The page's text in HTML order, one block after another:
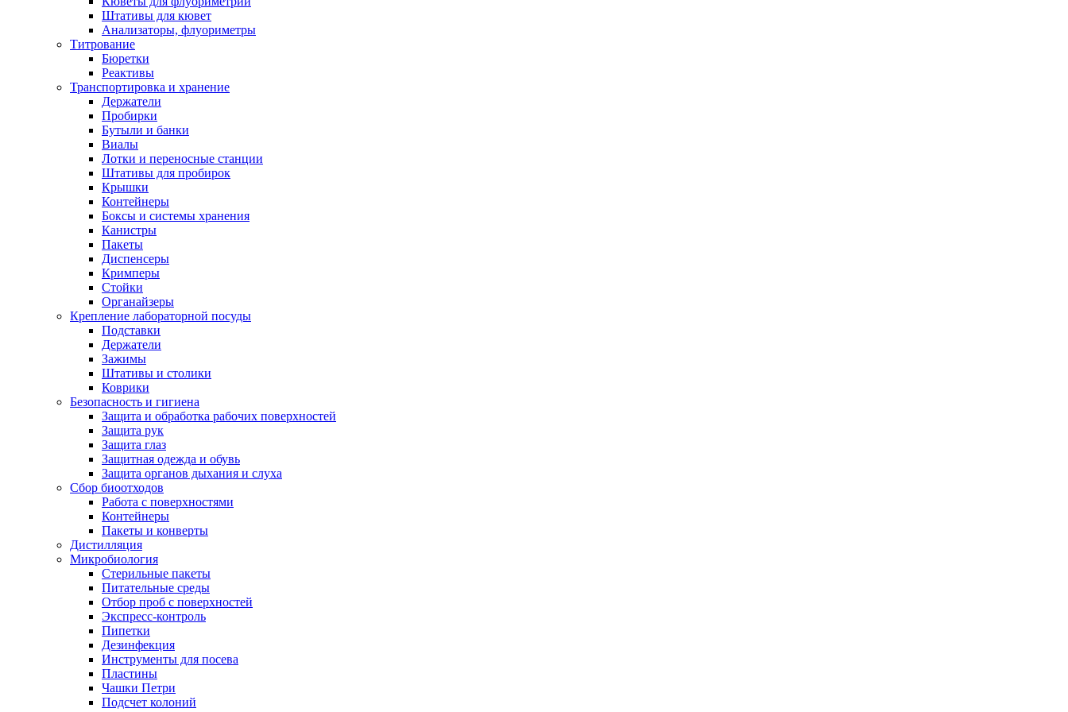
Штативы для кювет
Анализаторы, флуориметры
Титрование
Бюретки
Реактивы
Транспортировка и хранение
Держатели
Пробирки
Бутыли и банки
Виалы
Лотки и переносные станции
Штативы для пробирок
Крышки
Контейнеры
Боксы и системы хранения
Канистры
Пакеты
Диспенсеры
Кримперы
Стойки
Органайзеры
Крепление лабораторной посуды
Подставки
Держатели
Зажимы
Штативы и столики
Коврики
Безопасность и гигиена
Защита и обработка рабочих поверхностей
Защита рук
Защита глаз
Защитная одежда и обувь
Защита органов дыхания и слуха
Сбор биоотходов
Работа с поверхностями
Контейнеры
Пакеты и конверты
Дистилляция
Микробиология
Стерильные пакеты
Питательные среды
Отбор проб с поверхностей
Экспресс-контроль
Пипетки
Дезинфекция
Инструменты для посева
Пластины
Чашки Петри
Подсчет колоний